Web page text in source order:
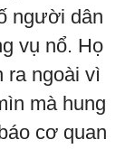
người dân
vụ nổ. Họ
ra ngoài vì
mà hung
cơ quan